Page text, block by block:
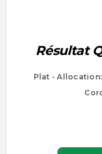
Résultat
Plat -